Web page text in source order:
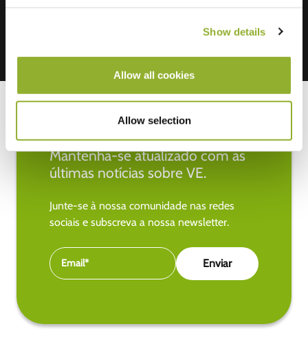
Show details
Allow all cookies
Allow selection
Mantenha-se atualizado com as
últimas notícias sobre VE.
Junte-se à nossa comunidade nas redes
sociais e subscreva a nossa newsletter.